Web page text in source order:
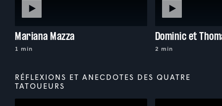
Mariana Mazza
1 min
Dominic et
2 min
RÉFLEXIONS ET ANECDOTES DES QUATRE
TATOUEURS